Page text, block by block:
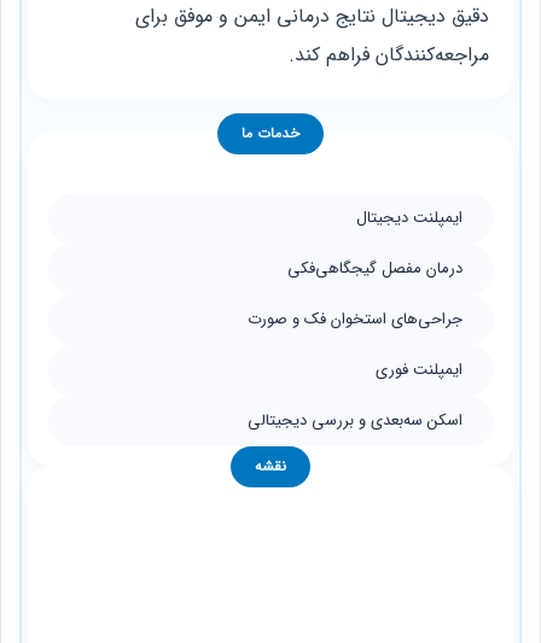
دقیق دیجیتال نتایج درمانی ایمن و موفق برای
مراجعه‌کنندگان فراهم کند.
خدمات ما
ایمپلنت دیجیتال
درمان مفصل گیجگاهی‌فکی
جراحی‌های استخوان فک و صورت
ایمپلنت فوری
اسکن سه‌بعدی و بررسی دیجیتالی
نقشه